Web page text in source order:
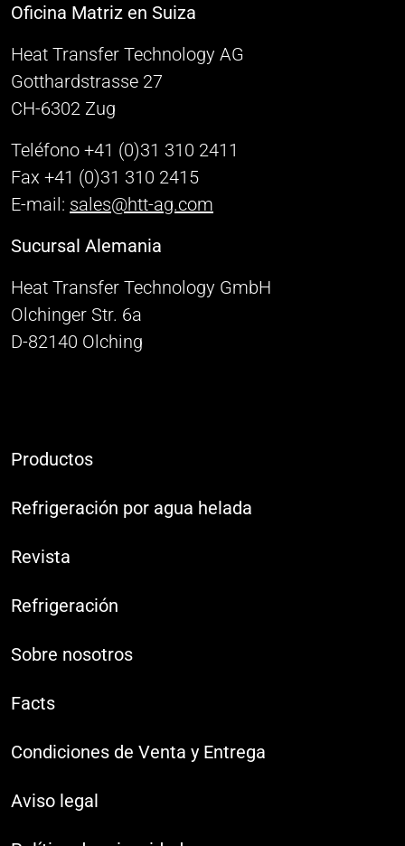
Oficina Matriz en Suiza
Heat Transfer Technology AG
Gotthardstrasse 27
CH-6302 Zug
Teléfono +41 (0)31 310 2411
Fax +41 (0)31 310 2415
E-mail: sales@htt-ag.com
Sucursal Alemania
Heat Transfer Technology GmbH
Olchinger Str. 6a
D-82140 Olching
Productos
Refrigeración por agua helada
Revista
Refrigeración
Sobre nosotros
Facts
Condiciones de Venta y Entrega
Aviso legal